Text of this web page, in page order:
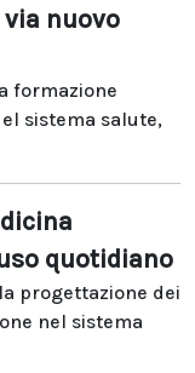
nuovo
formazione
sistema salute,
quotidiano
progettazione dei
nel sistema